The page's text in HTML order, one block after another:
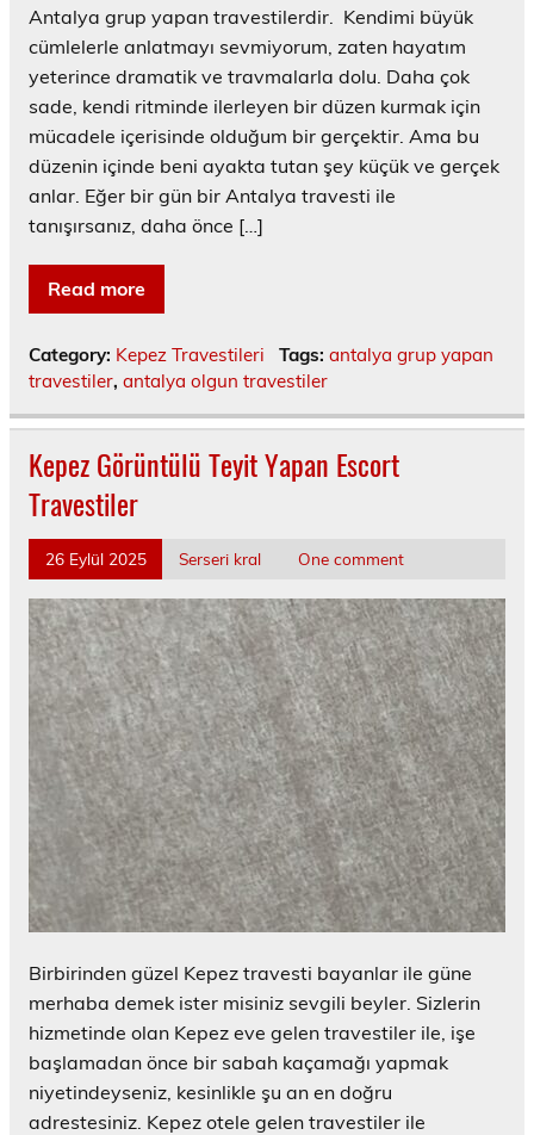
Antalya grup yapan travestilerdir. Kendimi büyük
cümlelerle anlatmayı sevmiyorum, zaten hayatım
yeterince dramatik ve travmalarla dolu. Daha çok
sade, kendi ritminde ilerleyen bir düzen kurmak için
mücadele içerisinde olduğum bir gerçektir. Ama bu
düzenin içinde beni ayakta tutan şey küçük ve gerçek
anlar. Eğer bir gün bir Antalya travesti ile
tanışırsanız, daha önce […]
Read more
Category: Kepez Travestileri Tags: antalya grup yapan
travestiler, antalya olgun travestiler
Kepez Görüntülü Teyit Yapan Escort
Travestiler
26 Eylül 2025 Serseri kral One comment
Birbirinden güzel Kepez travesti bayanlar ile güne
merhaba demek ister misiniz sevgili beyler. Sizlerin
hizmetinde olan Kepez eve gelen travestiler ile, işe
başlamadan önce bir sabah kaçamağı yapmak
niyetindeyseniz, kesinlikle şu an en doğru
adrestesiniz. Kepez otele gelen travestiler ile